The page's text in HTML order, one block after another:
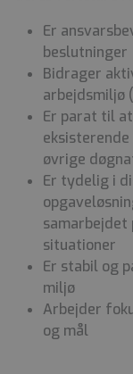
Er
beslutninger
Bidrager
arbejdsmiljø
Er parat til
øvrige
Er tydelig i
samarbejdet
situationer
Er stabil og
miljø
Arbejder
og mål